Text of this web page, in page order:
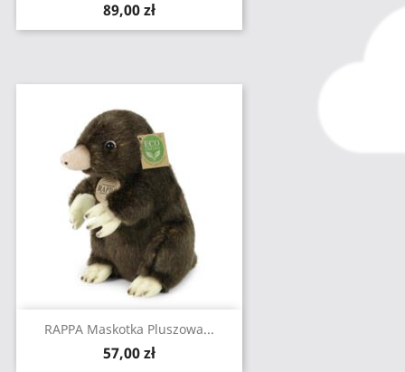
Cena
89,00 zł
RAPPA Maskotka Pluszowa...
Cena
57,00 zł